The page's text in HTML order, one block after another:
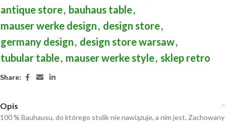
antique store, bauhaus table,
mauser werke design, design store,
germany design, design store warsaw,
tubular table, mauser werke style, sklep retro
Share:
Opis
100 % Bauhausu, do którego stolik nie nawiązuje, a nim jest. Zachowany